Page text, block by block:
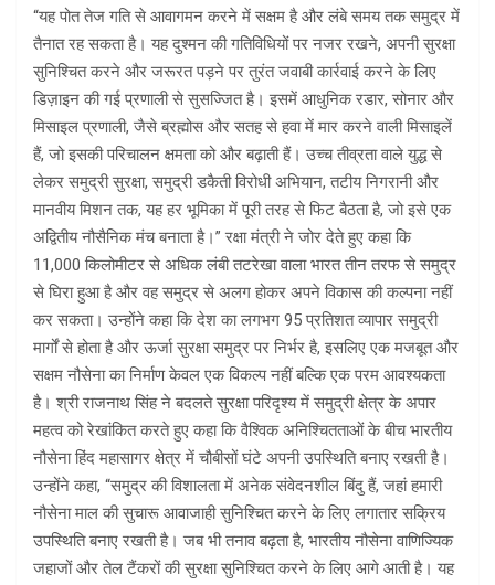
“यह पोत तेज गति से आवागमन करने में सक्षम है और लंबे समय तक समुद्र में
तैनात रह सकता है। यह दुश्मन की गतिविधियों पर नजर रखने, अपनी सुरक्षा
सुनिश्चित करने और जरूरत पड़ने पर तुरंत जवाबी कार्रवाई करने के लिए
डिज़ाइन की गई प्रणाली से सुसज्जित है। इसमें आधुनिक रडार, सोनार और
मिसाइल प्रणाली, जैसे ब्रह्मोस और सतह से हवा में मार करने वाली मिसाइलें
हैं, जो इसकी परिचालन क्षमता को और बढ़ाती हैं। उच्च तीव्रता वाले युद्ध से
लेकर समुद्री सुरक्षा, समुद्री डकैती विरोधी अभियान, तटीय निगरानी और
मानवीय मिशन तक, यह हर भूमिका में पूरी तरह से फिट बैठता है, जो इसे एक
अद्वितीय नौसैनिक मंच बनाता है।” रक्षा मंत्री ने जोर देते हुए कहा कि
11,000 किलोमीटर से अधिक लंबी तटरेखा वाला भारत तीन तरफ से समुद्र
से घिरा हुआ है और वह समुद्र से अलग होकर अपने विकास की कल्पना नहीं
कर सकता। उन्होंने कहा कि देश का लगभग 95 प्रतिशत व्यापार समुद्री
मार्गों से होता है और ऊर्जा सुरक्षा समुद्र पर निर्भर है, इसलिए एक मजबूत और
सक्षम नौसेना का निर्माण केवल एक विकल्प नहीं बल्कि एक परम आवश्यकता
है। श्री राजनाथ सिंह ने बदलते सुरक्षा परिदृश्य में समुद्री क्षेत्र के अपार
महत्व को रेखांकित करते हुए कहा कि वैश्विक अनिश्चितताओं के बीच भारतीय
नौसेना हिंद महासागर क्षेत्र में चौबीसों घंटे अपनी उपस्थिति बनाए रखती है।
उन्होंने कहा, “समुद्र की विशालता में अनेक संवेदनशील बिंदु हैं, जहां हमारी
नौसेना माल की सुचारू आवाजाही सुनिश्चित करने के लिए लगातार सक्रिय
उपस्थिति बनाए रखती है। जब भी तनाव बढ़ता है, भारतीय नौसेना वाणिज्यिक
जहाजों और तेल टैंकरों की सुरक्षा सुनिश्चित करने के लिए आगे आती है। यह